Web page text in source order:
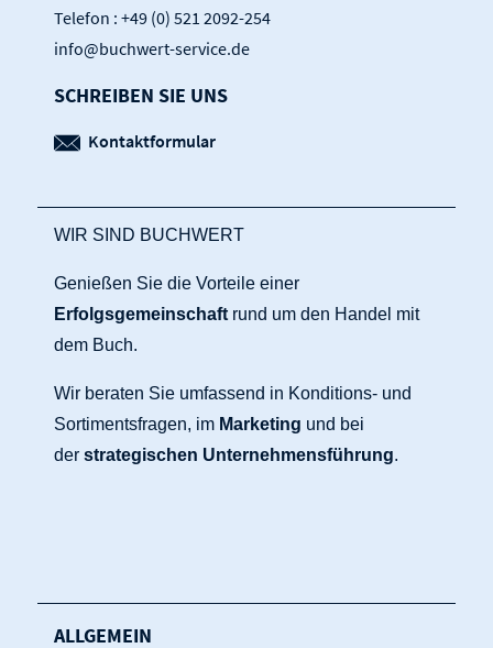
Telefon : +49 (0) 521 2092-254
info@buchwert-service.de
SCHREIBEN SIE UNS
Kontaktformular
WIR SIND BUCHWERT
Genießen Sie die Vorteile einer
Erfolgsgemeinschaft rund um den Handel mit
dem Buch.
Wir beraten Sie umfassend in Konditions- und
Sortimentsfragen, im Marketing und bei
der strategischen Unternehmensführung.
ALLGEMEIN